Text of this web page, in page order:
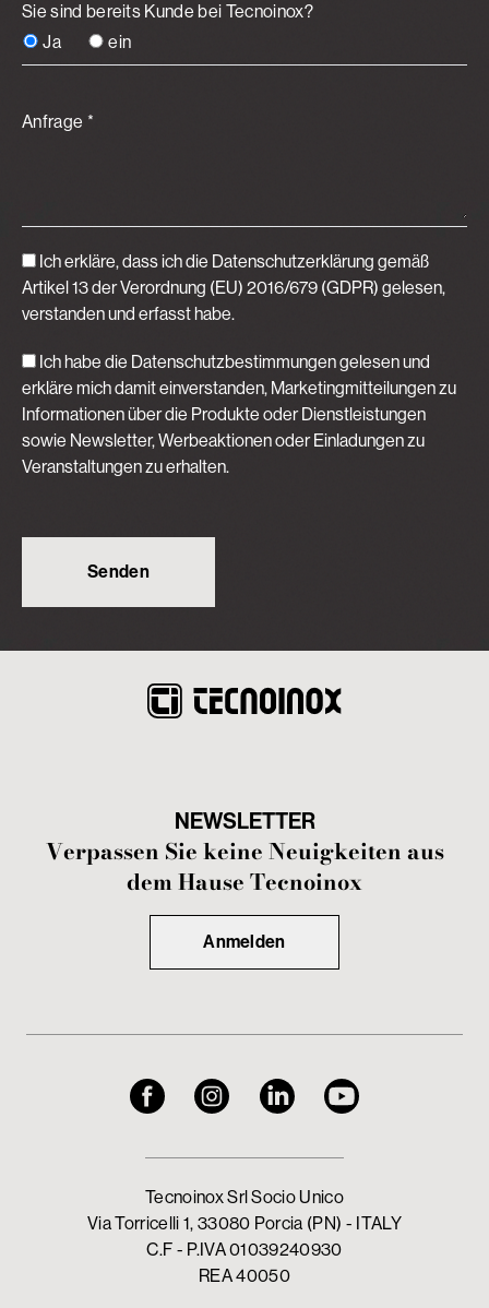
Sie sind bereits Kunde bei Tecnoinox?
Ja
ein
Anfrage *
Ich erkläre, dass ich die Datenschutzerklärung gemäß
Artikel 13 der Verordnung (EU) 2016/679 (GDPR) gelesen,
verstanden und erfasst habe.
Ich habe die Datenschutzbestimmungen gelesen und
erkläre mich damit einverstanden, Marketingmitteilungen zu
Informationen über die Produkte oder Dienstleistungen
sowie Newsletter, Werbeaktionen oder Einladungen zu
Veranstaltungen zu erhalten.
NEWSLETTER
Verpassen Sie keine Neuigkeiten aus
dem Hause Tecnoinox
Anmelden
Tecnoinox Srl Socio Unico
Via Torricelli 1, 33080 Porcia (PN) - ITALY
C.F - P.IVA 01039240930
REA 40050